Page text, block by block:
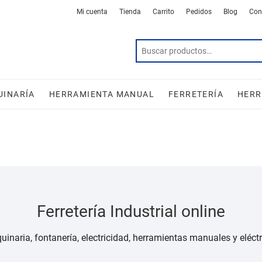
Mi cuenta Tienda Carrito Pedidos Blog
HERRAMIENTA MANUAL FERRETERÍA
Ferretería Industrial online
fontanería, electricidad, herramientas manuales y